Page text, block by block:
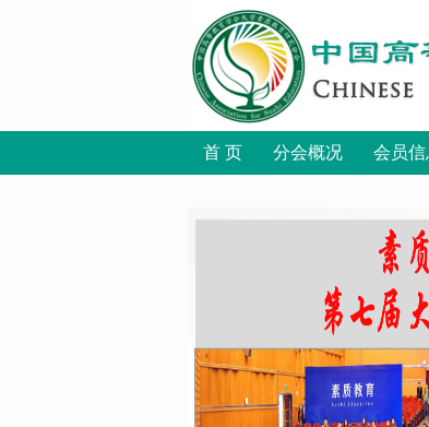
首 页 分会概况 会员信